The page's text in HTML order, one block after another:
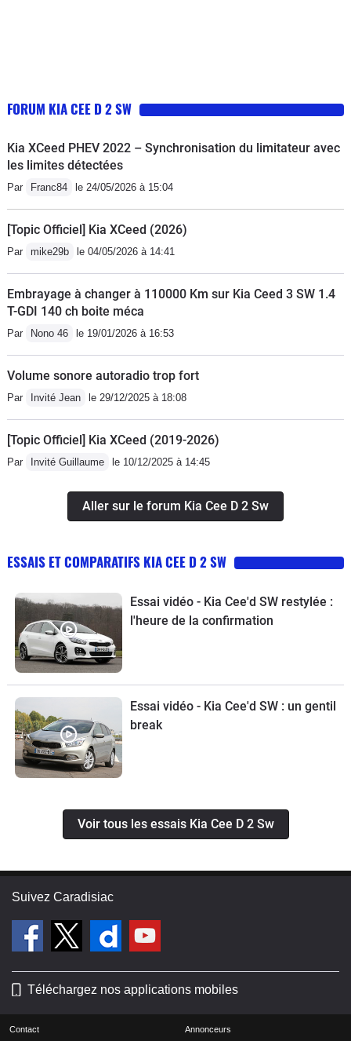
FORUM KIA CEE D 2 SW
Kia XCeed PHEV 2022 – Synchronisation du limitateur avec
les limites détectées
Par Franc84 le 24/05/2026 à 15:04
[Topic Officiel] Kia XCeed (2026)
Par mike29b le 04/05/2026 à 14:41
Embrayage à changer à 110000 Km sur Kia Ceed 3 SW 1.4
T-GDI 140 ch boite méca
Par Nono 46 le 19/01/2026 à 16:53
Volume sonore autoradio trop fort
Par Invité Jean le 29/12/2025 à 18:08
[Topic Officiel] Kia XCeed (2019-2026)
Par Invité Guillaume le 10/12/2025 à 14:45
Aller sur le forum Kia Cee D 2 Sw
ESSAIS ET COMPARATIFS KIA CEE D 2 SW
Essai vidéo - Kia Cee'd SW restylée :
l'heure de la confirmation
Essai vidéo - Kia Cee'd SW : un gentil
break
Voir tous les essais Kia Cee D 2 Sw
Suivez Caradisiac
Téléchargez nos applications mobiles
Contact Annonceurs